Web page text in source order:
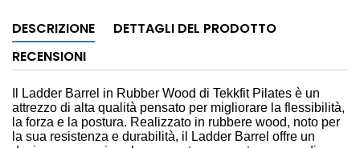
DESCRIZIONE
DETTAGLI DEL PRODOTTO
RECENSIONI
Il Ladder Barrel in Rubber Wood di Tekkfit Pilates è un
attrezzo di alta qualità pensato per migliorare la flessibilità,
la forza e la postura. Realizzato in rubbere wood, noto per
la sua resistenza e durabilità, il Ladder Barrel offre un